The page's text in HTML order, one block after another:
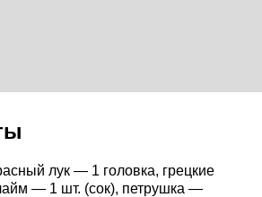
лук — 1 головка, грецкие
— 1 шт. (сок), петрушка —